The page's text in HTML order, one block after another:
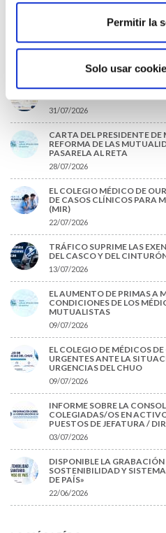
Permitir la
Solo usar
LABOR DE LOS TUTORES DE
LA ALIANZA MÉDICA POR LA
AL PACTO DE ESTADO
03/08/2026
PREMIOS DE LA REAL
31/07/2026
CARTA DEL PRESIDENTE
REFORMA DE LAS
PASARELA AL RETA
28/07/2026
EL COLEGIO MÉDICO DE
DE CASOS CLÍNICOS PARA
(MIR)
22/07/2026
TRÁFICO SUPRIME LAS
DEL CASCO Y DEL
13/07/2026
EL AUMENTO DE PRIMAS A
CONDICIONES DE LOS
MUTUALISTAS
09/07/2026
EL COLEGIO DE MÉDICOS
URGENTES ANTE LA
URGENCIAS DEL CHUO
09/07/2026
INFORME SOBRE LA
COLEGIADAS/OS EN
PUESTOS DE JEFATURA /
03/07/2026
DISPONIBLE LA GRABACIÓN
SOSTENIBILIDAD Y
DE PAÍS»
22/06/2026